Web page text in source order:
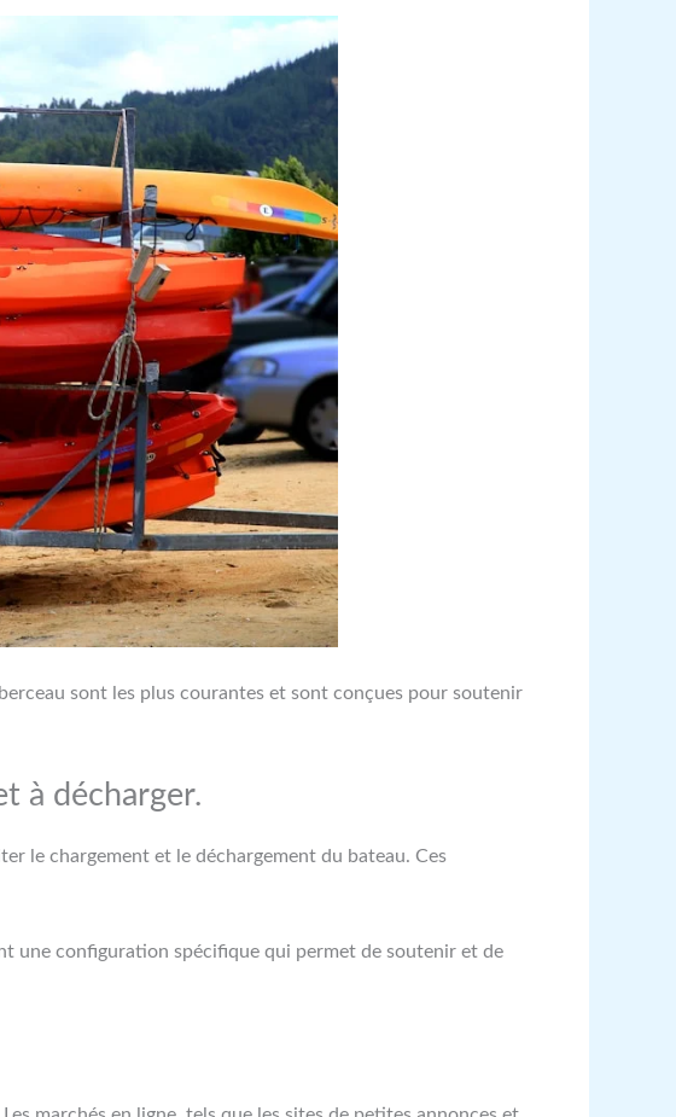
sont les plus courantes et sont conçues pour soutenir
à décharger.
le chargement et le déchargement du bateau. Ces
une configuration spécifique qui permet de soutenir et de